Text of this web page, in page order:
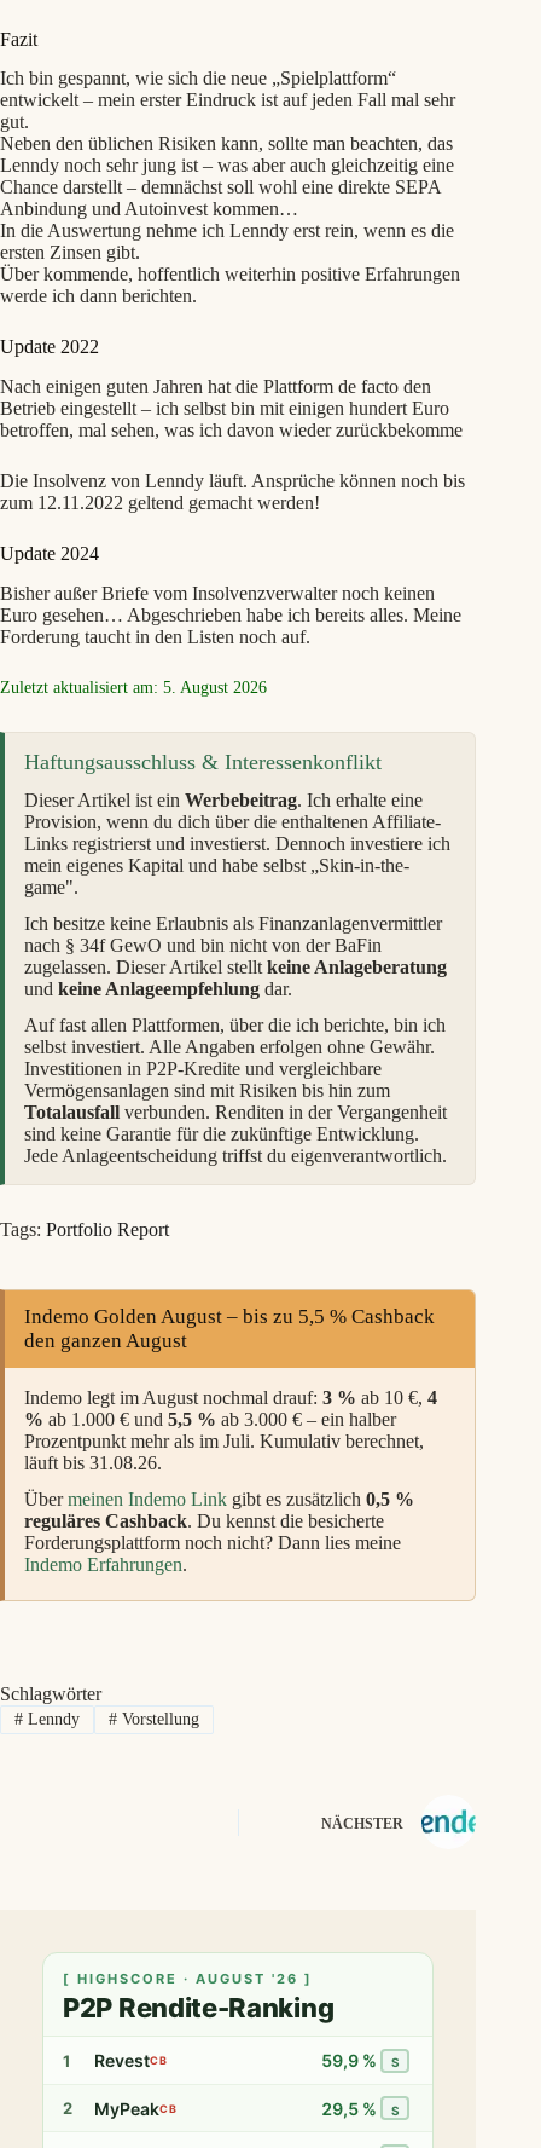
Fazit
Ich bin gespannt, wie sich die neue „Spielplattform“
entwickelt – mein erster Eindruck ist auf jeden Fall mal sehr
gut.
Neben den üblichen Risiken kann, sollte man beachten, das
Lenndy noch sehr jung ist – was aber auch gleichzeitig eine
Chance darstellt – demnächst soll wohl eine direkte SEPA
Anbindung und Autoinvest kommen…
In die Auswertung nehme ich Lenndy erst rein, wenn es die
ersten Zinsen gibt.
Über kommende, hoffentlich weiterhin positive Erfahrungen
werde ich dann berichten.
Update 2022
Nach einigen guten Jahren hat die Plattform de facto den
Betrieb eingestellt – ich selbst bin mit einigen hundert Euro
betroffen, mal sehen, was ich davon wieder zurückbekomme
Die Insolvenz von Lenndy läuft. Ansprüche können noch bis
zum 12.11.2022 geltend gemacht werden!
Update 2024
Bisher außer Briefe vom Insolvenzverwalter noch keinen
Euro gesehen… Abgeschrieben habe ich bereits alles. Meine
Forderung taucht in den Listen noch auf.
Zuletzt aktualisiert am: 5. August 2026
Haftungsausschluss & Interessenkonflikt
Dieser Artikel ist ein Werbebeitrag. Ich erhalte eine
Provision, wenn du dich über die enthaltenen Affiliate-
Links registrierst und investierst. Dennoch investiere ich
mein eigenes Kapital und habe selbst „Skin-in-the-
game".
Ich besitze keine Erlaubnis als Finanzanlagenvermittler
nach § 34f GewO und bin nicht von der BaFin
zugelassen. Dieser Artikel stellt keine Anlageberatung
und keine Anlageempfehlung dar.
Auf fast allen Plattformen, über die ich berichte, bin ich
selbst investiert. Alle Angaben erfolgen ohne Gewähr.
Investitionen in P2P-Kredite und vergleichbare
Vermögensanlagen sind mit Risiken bis hin zum
Totalausfall verbunden. Renditen in der Vergangenheit
sind keine Garantie für die zukünftige Entwicklung.
Jede Anlageentscheidung triffst du eigenverantwortlich.
Tags: Portfolio Report
Indemo Golden August – bis zu 5,5 % Cashback
den ganzen August
Indemo legt im August nochmal drauf: 3 % ab 10 €, 4
% ab 1.000 € und 5,5 % ab 3.000 € – ein halber
Prozentpunkt mehr als im Juli. Kumulativ berechnet,
läuft bis 31.08.26.
Übermeinen Indemo Link gibt es zusätzlich 0,5 %
reguläres Cashback. Du kennst die besicherte
Forderungsplattform noch nicht? Dann lies meine
Indemo Erfahrungen.
Schlagwörter
#Lenndy #Vorstellung
NÄCHSTER
[ HIGHSCORE · AUGUST '26 ]
P2P Rendite-Ranking
1 RevestCB 59,9 % S
2 MyPeakCB 29,5 % S